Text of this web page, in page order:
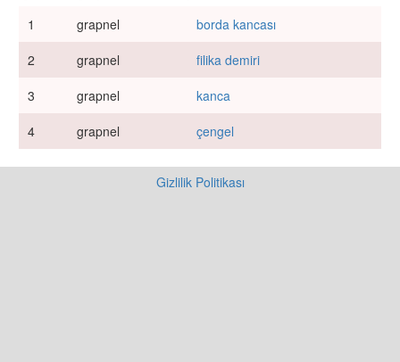
1
grapnel
borda kancası
2
grapnel
filika demiri
3
grapnel
kanca
4
grapnel çengel
Gizlilik Politikası